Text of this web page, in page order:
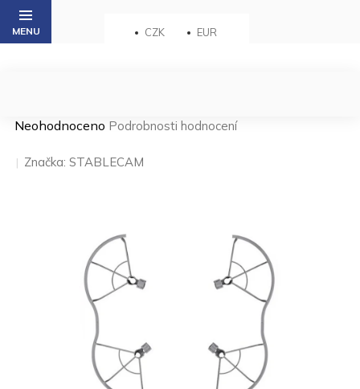
Přejít
obsah
CZK EUR
Průměrné
produktu
je
Neohodnoceno Podrobnosti hodnocení
Značka: STABLECAM